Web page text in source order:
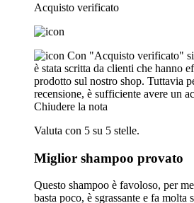
Acquisto verificato
Con "Acquisto verificato"
è stata scritta da clienti che hanno
prodotto sul nostro shop. Tuttavia
recensione, è sufficiente avere un
Chiudere la nota
Valuta con 5 su 5 stelle.
Miglior shampoo provato
Questo shampoo è favoloso, per
basta poco, è sgrassante e fa molta